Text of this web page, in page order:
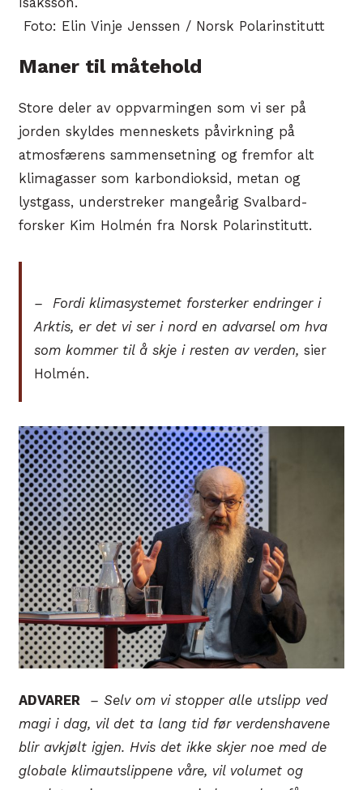
Foto: Elin Vinje Jenssen / Norsk Polarinstitutt
Maner til måtehold
Store deler av oppvarmingen som vi ser på
jorden skyldes menneskets påvirkning på
atmosfærens sammensetning og fremfor alt
klimagasser som karbondioksid, metan og
lystgass, understreker mangeårig Svalbard-
forsker Kim Holmén fra Norsk Polarinstitutt.
– Fordi klimasystemet forsterker endringer i
Arktis, er det vi ser i nord en advarsel om hva
som kommer til å skje i resten av verden, sier
Holmén.
ADVARER – Selv om vi stopper alle utslipp ved
magi i dag, vil det ta lang tid før verdenshavene
blir avkjølt igjen. Hvis det ikke skjer noe med de
globale klimautslippene våre, vil volumet og